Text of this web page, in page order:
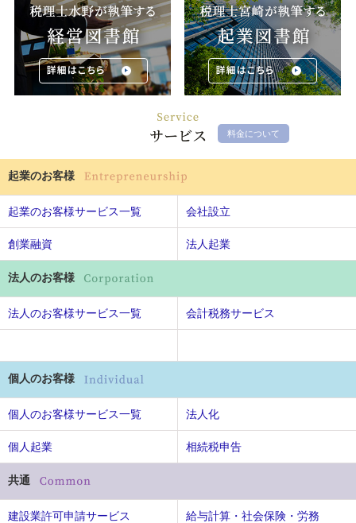
料金について
起業のお客様
起業のお客様サービス一覧 会社設立
創業融資 法人起業
法人のお客様
法人のお客様サービス一覧 会計税務サービス
個人のお客様
個人のお客様サービス一覧 法人化
個人起業 相続税申告
共通
建設業許可申請サービス 給与計算・社会保険・労務